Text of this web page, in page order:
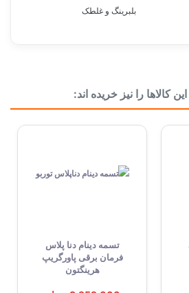
بلبرینگ و غلطک
کالاها را نیز خریده اند:
تسمه دینام دنا پلاس
فرمان برقی پاورگریپ
هرینگتون